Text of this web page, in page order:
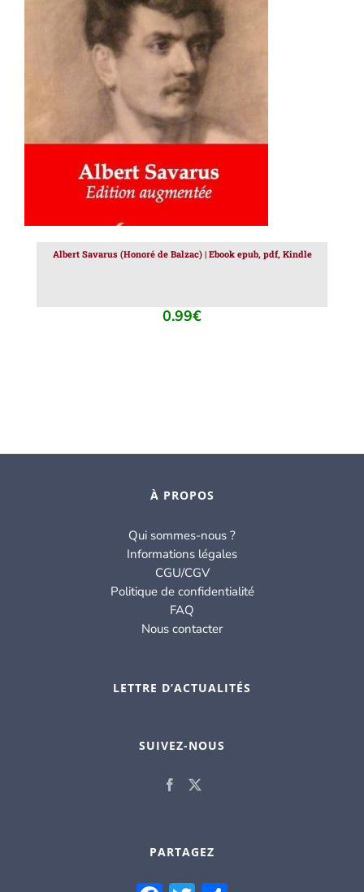
AJOUTER AU PANIER / DÉTAILS
Albert Savarus (Honoré de Balzac) | Ebook epub, pdf, Kindle
0.99€
À PROPOS
Qui sommes-nous ?
Informations légales
CGU/CGV
Politique de confidentialité
FAQ
Nous contacter
LETTRE D’ACTUALITÉS
SUIVEZ-NOUS
PARTAGEZ